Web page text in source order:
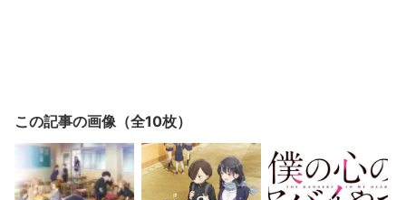
この記事の画像（全10枚）